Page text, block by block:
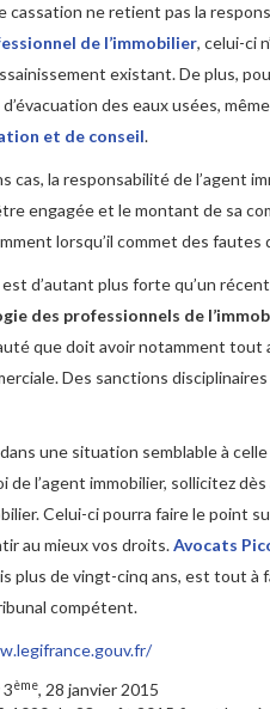
cassation ne retient pas la
de l’immobilier, celui-ci
existant. De plus,
des eaux usées,
et de conseil.
cas, la responsabilité de l’agent
engagée et le montant de sa
lorsqu’il commet des fautes
d’autant plus forte qu’un récent
des professionnels de
que doit avoir notamment tout
Des sanctions
une situation semblable à
de l’agent immobilier, sollicitez
Celui-ci pourra faire le point
au mieux vos droits.Avocats
plus de vingt-cinq ans, est tout à
compétent.
ème, 28 janvier 2015